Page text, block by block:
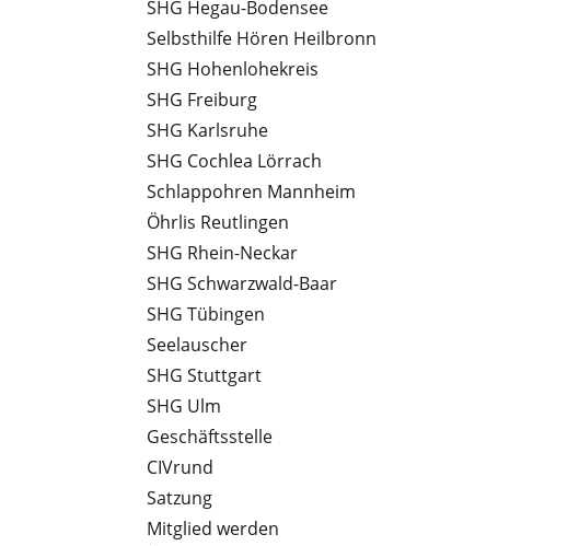
SHG Hegau-Bodensee
Selbsthilfe Hören Heilbronn
SHG Hohenlohekreis
SHG Freiburg
SHG Karlsruhe
SHG Cochlea Lörrach
Schlappohren Mannheim
Öhrlis Reutlingen
SHG Rhein-Neckar
SHG Schwarzwald-Baar
SHG Tübingen
Seelauscher
SHG Stuttgart
SHG Ulm
Geschäftsstelle
CIVrund
Satzung
Mitglied werden